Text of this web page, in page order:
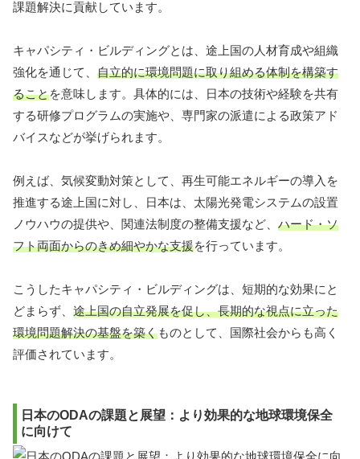
課題解決に貢献しています。
キャパシティ・ビルディングとは、途上国の人材育成や組織
強化を通じて、 自立的に環境問題に取り組める体制を構築す
ることを意味します。具体的には、日本の技術や経験を共有
する研修プログラムの実施や、専門家の派遣による政策アド
バイスなどが挙げられます。
例えば、気候変動対策として、再生可能エネルギーの導入を
推進する途上国に対し、日本は、太陽光発電システムの設置
ノウハウの提供や、関連法制度の整備支援など、 ハード・ソ
フト両面からのきめ細やかな支援を行っています。
こうしたキャパシティ・ビルディングは、短期的な効果にと
どまらず、 途上国の自立発展を促し、長期的な視点に立った
環境問題解決の基盤を築くものとして、国際社会からも高く
評価されています。
日本のODAの課題と展望：より効果的な地球環境保全
に向けて